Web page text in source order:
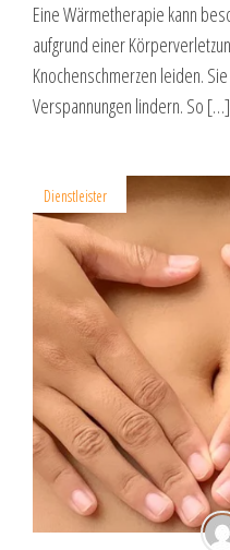
Eine Wärmetherapie kann
aufgrund einer
Knochenschmerzen leiden.
Verspannungen lindern. So […]
Dienstleister